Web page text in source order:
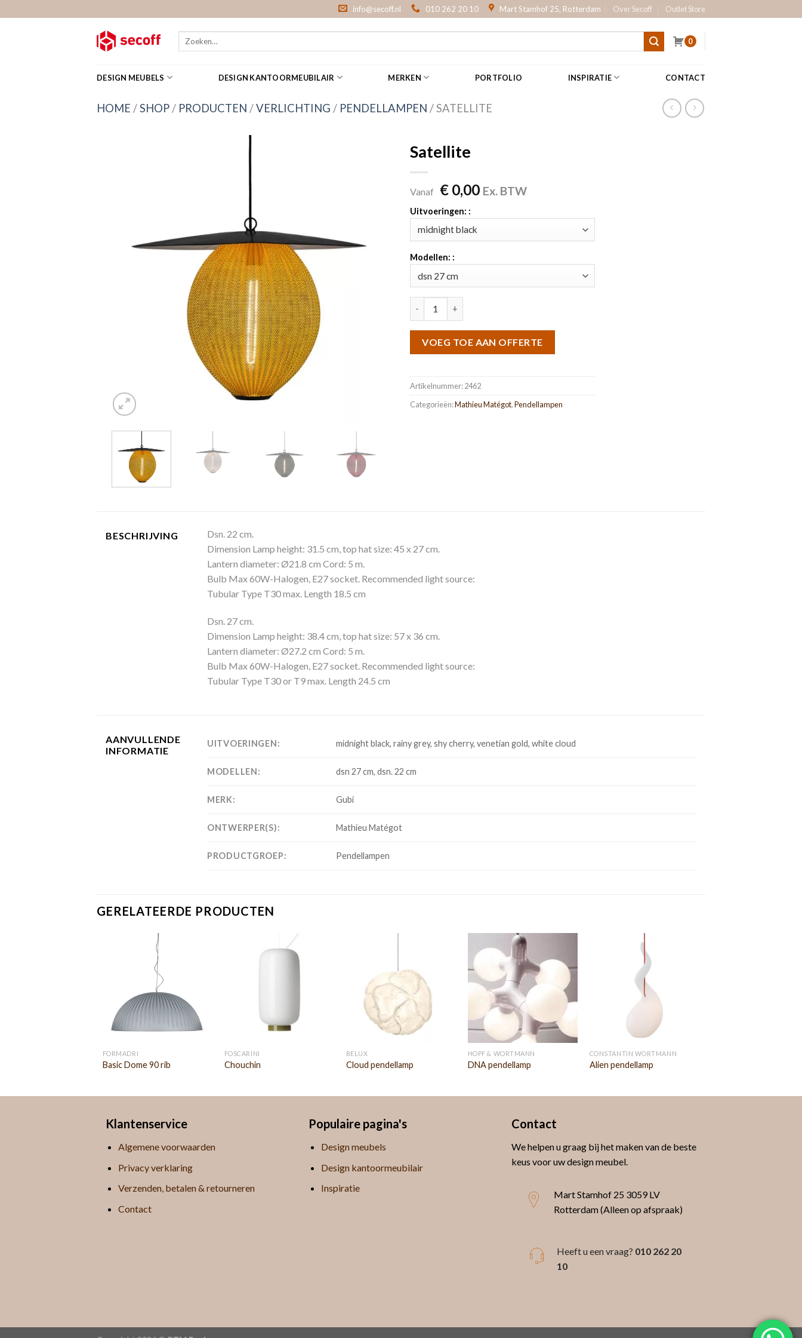
to
info@secoff.nl 010 262 20 10 Mart Stamhof 25, Rotterdam Over Secoff Outlet Store
Zoeken
0
DESIGN MEUBELS DESIGN KANTOORMEUBILAIR MERKEN PORTFOLIO INSPIRATIE CONTACT
HOME /SHOP / PRODUCTEN /VERLICHTING / PENDELLAMPEN /SATELLITE
Satellite
Vanaf €0,00 Ex. BTW
Uitvoeringen: :
Modellen: :
VOEG TOE AAN OFFERTE
Artikelnummer:2462
Categorieën:Mathieu Matégot,Pendellampen
BESCHRIJVING
Dsn. 22 cm.
Dimension Lamp height: 31.5 cm, top hat size: 45 x 27 cm.
Lantern diameter: Ø21.8 cm Cord: 5 m.
Bulb Max 60W-Halogen, E27 socket. Recommended light source:
Tubular Type T30 max. Length 18.5 cm
Dsn. 27 cm.
Dimension Lamp height: 38.4 cm, top hat size: 57 x 36 cm.
Lantern diameter: Ø27.2 cm Cord: 5 m.
Bulb Max 60W-Halogen, E27 socket. Recommended light source:
Tubular Type T30 or T9 max. Length 24.5 cm
AANVULLENDE
INFORMATIE
UITVOERINGEN: midnight black, rainy grey, shy cherry, venetian gold, white cloud
MODELLEN: dsn 27 cm, dsn. 22 cm
MERK: Gubi
ONTWERPER(S): Mathieu Matégot
PRODUCTGROEP: Pendellampen
GERELATEERDE PRODUCTEN
FORMADRI
Basic Dome 90 rib
FOSCARINI
Chouchin
BELUX
Cloud pendellamp
HOPF & WORTMANN
DNA pendellamp
CONSTANTIN WORTMANN
Alien pendellamp
Klantenservice
Algemene voorwaarden
Privacy verklaring
Verzenden, betalen & retourneren
Contact
Populaire pagina's
Design meubels
Design kantoormeubilair
Inspiratie
Contact
We helpen u graag bij het maken van de beste
keus voor uw design meubel.
Mart Stamhof 25 3059 LV
Rotterdam (Alleen op afspraak)
Heeft u een vraag? 010 262 20
10